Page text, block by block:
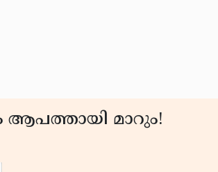
ആപത്തായി മാറും!